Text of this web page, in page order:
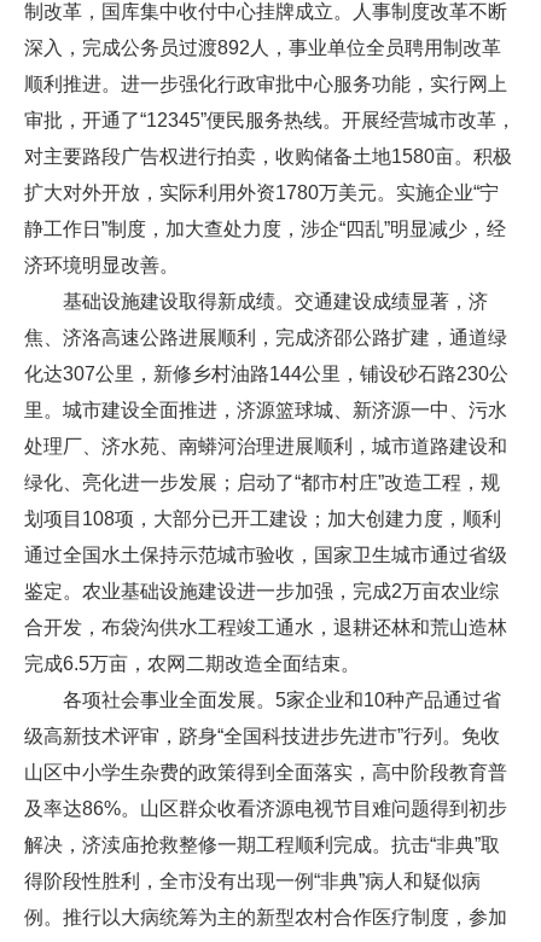
制改革，国库集中收付中心挂牌成立。人事制度改革不断
深入，完成公务员过渡892人，事业单位全员聘用制改革
顺利推进。进一步强化行政审批中心服务功能，实行网上
审批，开通了“12345”便民服务热线。开展经营城市改革，
对主要路段广告权进行拍卖，收购储备土地1580亩。积极
扩大对外开放，实际利用外资1780万美元。实施企业“宁
静工作日”制度，加大查处力度，涉企“四乱”明显减少，经
济环境明显改善。
基础设施建设取得新成绩。交通建设成绩显著，济
焦、济洛高速公路进展顺利，完成济邵公路扩建，通道绿
化达307公里，新修乡村油路144公里，铺设砂石路230公
里。城市建设全面推进，济源篮球城、新济源一中、污水
处理厂、济水苑、南蟒河治理进展顺利，城市道路建设和
绿化、亮化进一步发展；启动了“都市村庄”改造工程，规
划项目108项，大部分已开工建设；加大创建力度，顺利
通过全国水土保持示范城市验收，国家卫生城市通过省级
鉴定。农业基础设施建设进一步加强，完成2万亩农业综
合开发，布袋沟供水工程竣工通水，退耕还林和荒山造林
完成6.5万亩，农网二期改造全面结束。
各项社会事业全面发展。5家企业和10种产品通过省
级高新技术评审，跻身“全国科技进步先进市”行列。免收
山区中小学生杂费的政策得到全面落实，高中阶段教育普
及率达86%。山区群众收看济源电视节目难问题得到初步
解决，济渎庙抢救整修一期工程顺利完成。抗击“非典”取
得阶段性胜利，全市没有出现一例“非典”病人和疑似病
例。推行以大病统筹为主的新型农村合作医疗制度，参加